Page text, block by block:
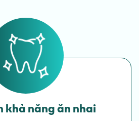
khả năng ăn nhai